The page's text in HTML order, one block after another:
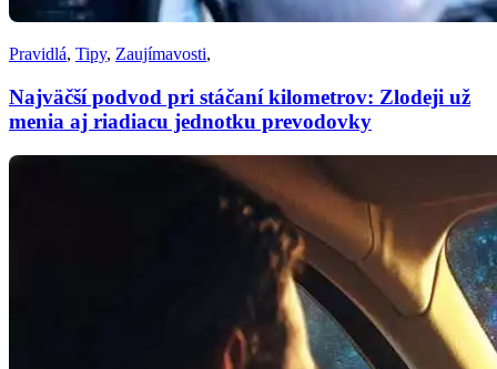
Pravidlá, Tipy, Zaujímavosti,
Najväčší podvod pri stáčaní kilometrov: Zlodeji už
menia aj riadiacu jednotku prevodovky